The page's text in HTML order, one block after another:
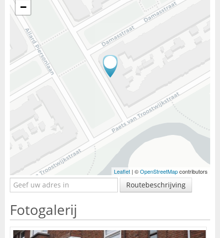
−
Leaflet | ©OpenStreetMapcontributors
Routebeschrijving
Fotogalerij